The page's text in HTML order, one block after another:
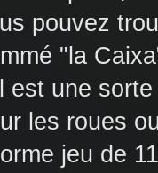
pouvez
"la
est une
les roues
jeu de